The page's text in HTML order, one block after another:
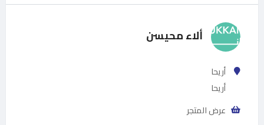
ألاء محيسن
أريحا
أريحا
عرض المتجر